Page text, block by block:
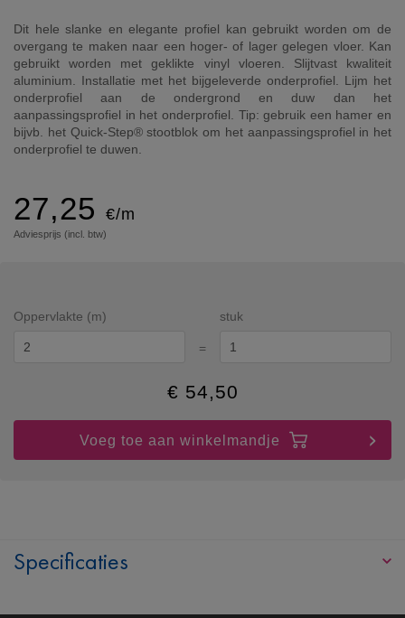
Dit hele slanke en elegante profiel kan gebruikt worden om de
overgang te maken naar een hoger- of lager gelegen vloer. Kan
gebruikt worden met geklikte vinyl vloeren. Slijtvast kwaliteit
aluminium. Installatie met het bijgeleverde onderprofiel. Lijm het
onderprofiel aan de ondergrond en duw dan het
aanpassingsprofiel in het onderprofiel. Tip: gebruik een hamer en
bijvb. het Quick-Step® stootblok om het aanpassingsprofiel in het
onderprofiel te duwen.
27,25 €/m
Adviesprijs (incl. btw)
Oppervlakte (m)
=
stuk
€ 54,50
Voeg toe aan winkelmandje
Specificaties